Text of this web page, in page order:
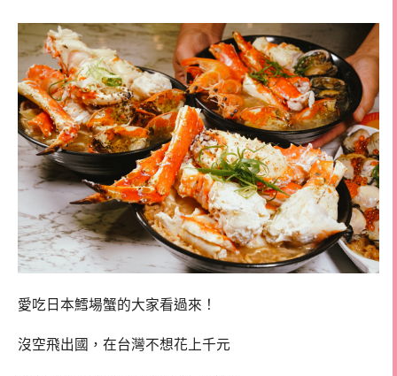
愛吃日本鱈場蟹的大家看過來！
沒空飛出國，在台灣不想花上千元